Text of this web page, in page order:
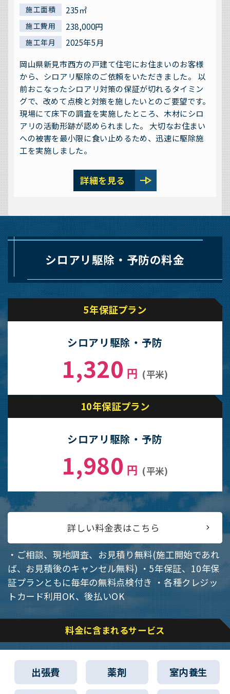
施工面積 235㎡
施工費用 238,000円
施工年月
2025年5月
岡山県新見市西方の戸建て住宅にお住まいのお客様
から、シロアリ駆除のご依頼をいただきました。 以
前おこなったシロアリ対策の保証が切れるタイミン
グで、改めて点検と対策を施したいとのご要望です。
現場にて床下の調査を実施したところ、木材にシロ
アリの活動形跡が認められました。 大切なお住まい
への被害を最小限に食い止めるため、迅速に駆除施
工を実施しました。
詳細を見る line_end_arrow
シロアリ駆除・予防の料金
5年保証プラン
シロアリ駆除・予防
1,320 円 (平米)
10年保証プラン
シロアリ駆除・予防
1,980 円 (平米)
詳しい料金表はこちら
・ご相談、現地調査、お見積り無料(施工開始であれ
ば、お見積後のキャンセル無料)・5年保証、10年保
証プランともに毎年の無料点検付き ・各種クレジッ
トカード利用OK、後払いOK
料金に含まれるサービス
出張費 薬剤 室内養生